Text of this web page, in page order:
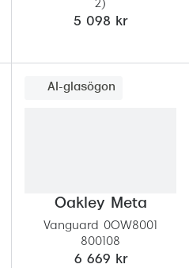
2)
5 098 kr
AI-glasögon
Oakley Meta
Vanguard 0OW8001
800108
6 669 kr